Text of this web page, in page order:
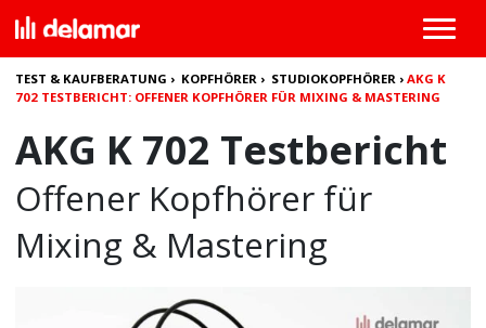
TEST & KAUFBERATUNG › KOPFHÖRER › STUDIOKOPFHÖRER ›AKG K
702 TESTBERICHT: OFFENER KOPFHÖRER FÜR MIXING & MASTERING
AKG K 702 Testbericht
Offener Kopfhörer für
Mixing & Mastering